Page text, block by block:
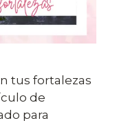
tus fortalezas
de
para